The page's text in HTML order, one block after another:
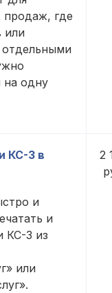
продаж, где
или
на одну
КС-3 в
и
и
КС-3 из
или
2